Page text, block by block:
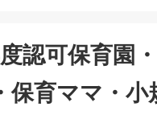
認可保育園
保育ママ・小